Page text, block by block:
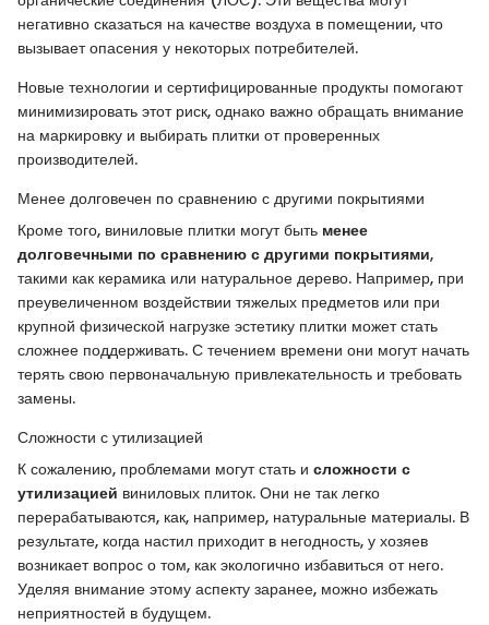
негативно сказаться на качестве воздуха в помещении, что
вызывает опасения у некоторых потребителей.
Новые технологии и сертифицированные продукты помогают
минимизировать этот риск, однако важно обращать внимание
на маркировку и выбирать плитки от проверенных
производителей.
Менее долговечен по сравнению с другими покрытиями
Кроме того, виниловые плитки могут быть менее
долговечными по сравнению с другими покрытиями,
такими как керамика или натуральное дерево. Например, при
преувеличенном воздействии тяжелых предметов или при
крупной физической нагрузке эстетику плитки может стать
сложнее поддерживать. С течением времени они могут начать
терять свою первоначальную привлекательность и требовать
замены.
Сложности с утилизацией
К сожалению, проблемами могут стать и сложности с
утилизацией виниловых плиток. Они не так легко
перерабатываются, как, например, натуральные материалы. В
результате, когда настил приходит в негодность, у хозяев
возникает вопрос о том, как экологично избавиться от него.
Уделяя внимание этому аспекту заранее, можно избежать
неприятностей в будущем.